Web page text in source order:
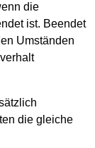
die
ist. Beendet
Umständen
die gleiche